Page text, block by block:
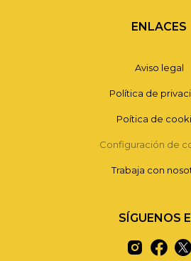
ENLACES
Aviso legal
Política de
Poítica de
Configuración de
Trabaja con
SÍGUENOS